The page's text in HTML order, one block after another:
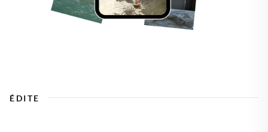
ÉDITE